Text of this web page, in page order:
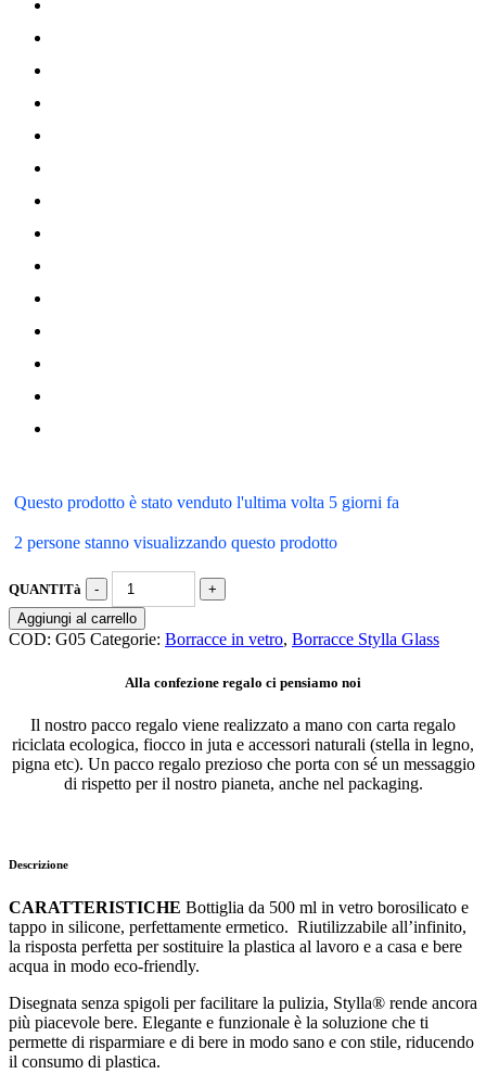
Questo prodotto è stato venduto l'ultima volta 5 giorni fa
2 persone stanno visualizzando questo prodotto
QUANTITà
Aggiungi al carrello
COD: G05 Categorie: Borracce in vetro, Borracce Stylla Glass
Alla confezione regalo ci pensiamo noi
Il nostro pacco regalo viene realizzato a mano con carta regalo
riciclata ecologica, fiocco in juta e accessori naturali (stella in legno,
pigna etc). Un pacco regalo prezioso che porta con sé un messaggio
di rispetto per il nostro pianeta, anche nel packaging.
Descrizione
CARATTERISTICHE Bottiglia da 500 ml in vetro borosilicato e
tappo in silicone, perfettamente ermetico. Riutilizzabile all’infinito,
la risposta perfetta per sostituire la plastica al lavoro e a casa e bere
acqua in modo eco-friendly.
Disegnata senza spigoli per facilitare la pulizia, Stylla® rende ancora
più piacevole bere. Elegante e funzionale è la soluzione che ti
permette di risparmiare e di bere in modo sano e con stile, riducendo
il consumo di plastica.